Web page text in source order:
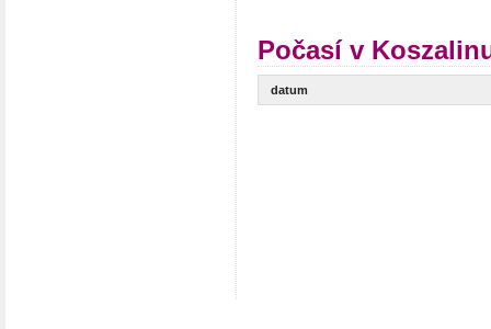
Počasí v
datum